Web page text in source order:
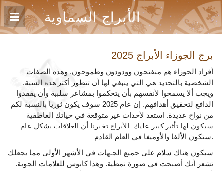
الأبراج السماوية
برج الجوزاء الأبراج 2025
أفراد الجوزاء هم منفتحون وودودون وطموحون. وهذه الصفات
الشخصية بالتحديد هي التي ينبغي لها أن تتطور أكثر هذه السنة.
ويجب ألا يسمحوا لأنفسهم بأن يتحكموا بمشاعر سلبية وأن يفقدوا
الدافع لتحقيق أهدافهم. إن عام 2025 سوف يكون ثوريا بالنسبة لكم
من نواح عديدة. استعد لأحداث غير متوقعة في حياتك العاطفية
سيكون لها تأثير كبير عليك. الأبراج تخبرنا أن العلاقات بشكل عام
ستكون الألفا والأوميغا في العام القادم.
سيكون هناك سلام على جميع الجبهات في الأشهر الأولى مما يجعلك
تشعر أنك أصبحت في صورة نمطية. وهذا كابوس للعلامات الجوية.